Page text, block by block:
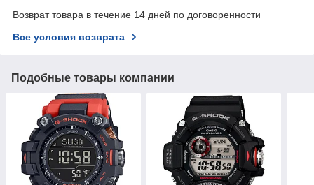
Возврат товара в течение 14 дней по договоренности
Все условия возврата
Подобные товары компании